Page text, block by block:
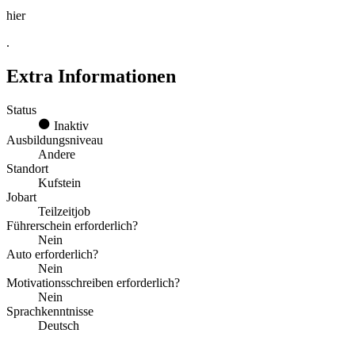
hier
.
Extra Informationen
Status
Inaktiv
Ausbildungsniveau
Andere
Standort
Kufstein
Jobart
Teilzeitjob
Führerschein erforderlich?
Nein
Auto erforderlich?
Nein
Motivationsschreiben erforderlich?
Nein
Sprachkenntnisse
Deutsch